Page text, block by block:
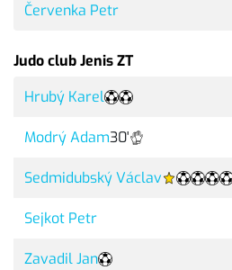
Červenka Petr
Judo club Jenis ZT
Hrubý Karel
Modrý Adam30'
Sedmidubský Václav
Sejkot Petr
Zavadil Jan